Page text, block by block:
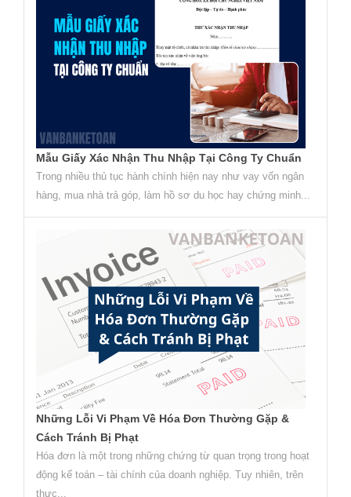
Mẫu Giấy Xác Nhận Thu Nhập Tại Công Ty Chuẩn
Trong nhiều thủ tục hành chính hiện nay như vay vốn ngân
hàng, mua nhà trả góp, làm hồ sơ du học hay chứng minh...
Những Lỗi Vi Phạm Về Hóa Đơn Thường Gặp &
Cách Tránh Bị Phạt
Hóa đơn là một trong những chứng từ quan trọng trong hoạt
động kế toán – tài chính của doanh nghiệp. Tuy nhiên, trên
thực...